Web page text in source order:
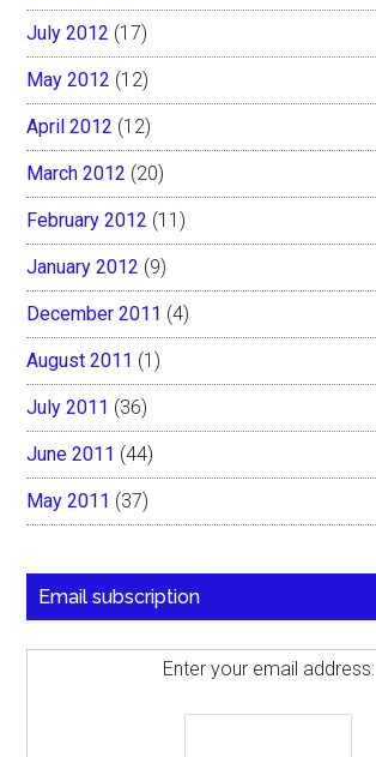
July 2012 (17)
May 2012 (12)
April 2012 (12)
March 2012 (20)
February 2012 (11)
January 2012 (9)
December 2011 (4)
August 2011 (1)
July 2011 (36)
June 2011 (44)
May 2011 (37)
Email subscription
Enter your email address: